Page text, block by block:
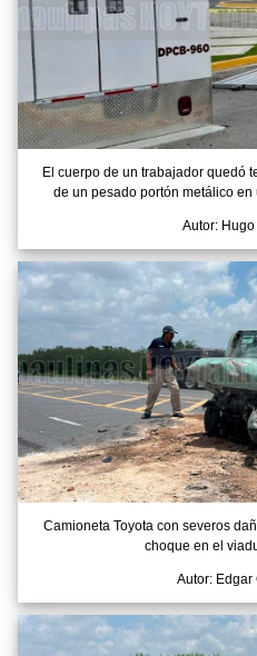
El cuerpo de un trabajador quedó
de un pesado portón metálico
Autor:
Camioneta Toyota con severos
choque en el
Autor: